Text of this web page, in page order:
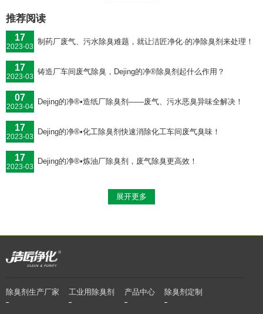
推荐阅读
17
2023-03
制药厂废气、污水除臭难题，就让洁匠净化·的净除臭剂来处理！
17
2023-03
铸造厂车间废气除臭，Dejing的净®除臭剂起什么作用？
07
2023-04
Dejing的净®•造纸厂除臭剂——废气、污水恶臭异味全解决！
17
2023-03
Dejing的净®•化工除臭剂快速消除化工车间废气臭味！
17
2023-03
Dejing的净®•炼油厂除臭剂，废气除臭更高效！
展开更多
除臭剂生产厂家 工业用除臭剂 产品中心 除臭剂定制